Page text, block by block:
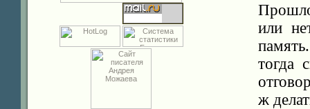
или
тогда
ж